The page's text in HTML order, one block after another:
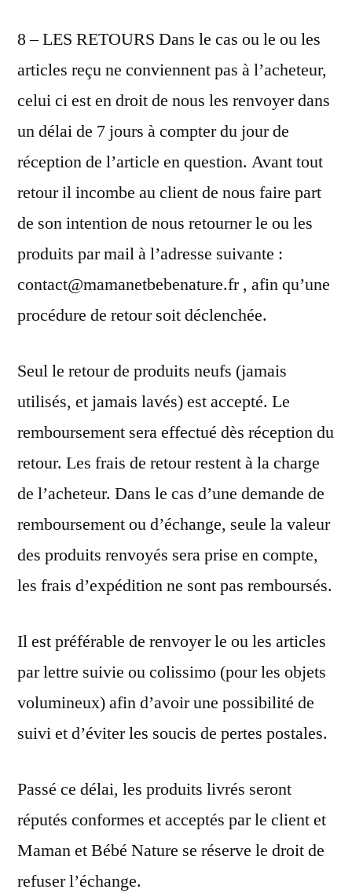
8 – LES RETOURS Dans le cas ou le ou les
articles reçu ne conviennent pas à l’acheteur,
celui ci est en droit de nous les renvoyer dans
un délai de 7 jours à compter du jour de
réception de l’article en question. Avant tout
retour il incombe au client de nous faire part
de son intention de nous retourner le ou les
produits par mail à l’adresse suivante :
contact@mamanetbebenature.fr, afin qu’une
procédure de retour soit déclenchée.
Seul le retour de produits neufs (jamais
utilisés, et jamais lavés) est accepté. Le
remboursement sera effectué dès réception du
retour. Les frais de retour restent à la charge
de l’acheteur. Dans le cas d’une demande de
remboursement ou d’échange, seule la valeur
des produits renvoyés sera prise en compte,
les frais d’expédition ne sont pas remboursés.
Il est préférable de renvoyer le ou les articles
par lettre suivie ou colissimo (pour les objets
volumineux) afin d’avoir une possibilité de
suivi et d’éviter les soucis de pertes postales.
Passé ce délai, les produits livrés seront
réputés conformes et acceptés par le client et
Maman et Bébé Nature se réserve le droit de
refuser l’échange.